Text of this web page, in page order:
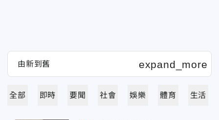
全部 即時 要聞 社會 娛樂 體育 生活